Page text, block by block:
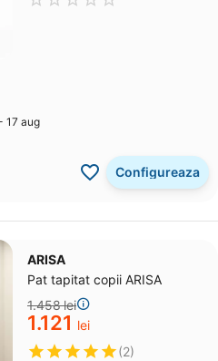
17 aug
Configureaza
ARISA
Pat tapitat copii ARISA
1.458lei
1.121 lei
(2)